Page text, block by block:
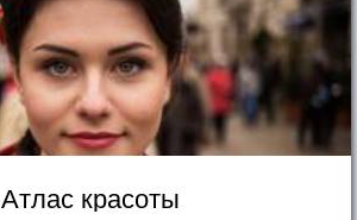
Атлас красоты